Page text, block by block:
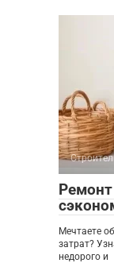
Мечтаете
затрат?
недорого и